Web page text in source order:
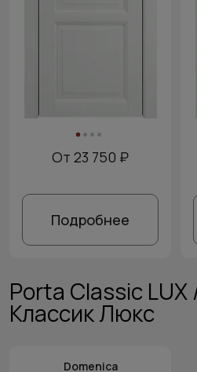
От 23 750 ₽
Подробнее
Porta Classic LUX
Классик Люкс
Domenica